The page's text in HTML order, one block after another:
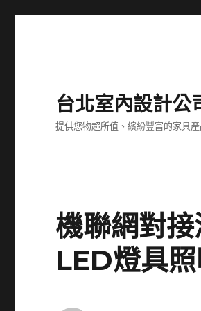
台北室內設計公
提供您物超所值、繽紛豐富的家具
機聯網對
LED燈具照